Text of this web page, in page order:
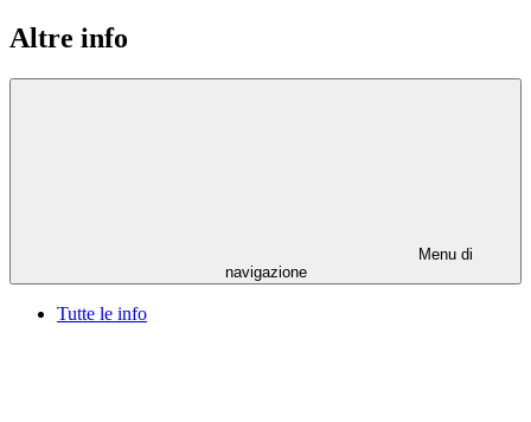
Altre info
Menu di
navigazione
Tutte le info